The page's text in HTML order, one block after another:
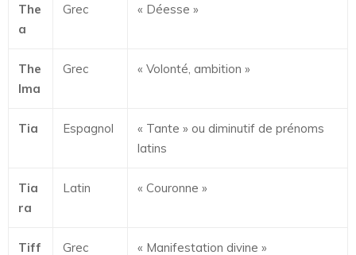
The
a
Grec « Déesse »
The
lma
Grec « Volonté, ambition »
Tia Espagnol
« Tante » ou diminutif de prénoms
latins
Tia
ra
Latin « Couronne »
Tiff Grec « Manifestation divine »